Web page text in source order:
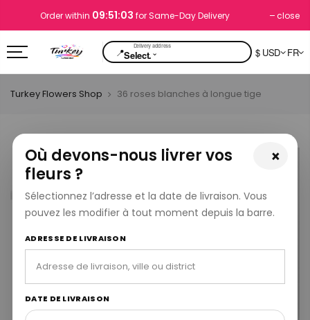
Order within 09:51:03 for Same-Day Delivery close
📍Select.⌄ $ USD FR
×
Où devons-nous livrer vos
fleurs ?
Sélectionnez l’adresse et la date de livraison. Vous
pouvez les modifier à tout moment depuis la barre.
ADRESSE DE LIVRAISON
DATE DE LIVRAISON
Turkey Flowers Shop 36 roses blanches à longue tige